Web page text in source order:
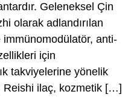
Geleneksel Çin
olarak adlandırılan
immünomodülatör, anti-
için
takviyelerine yönelik
Reishi ilaç, kozmetik […]